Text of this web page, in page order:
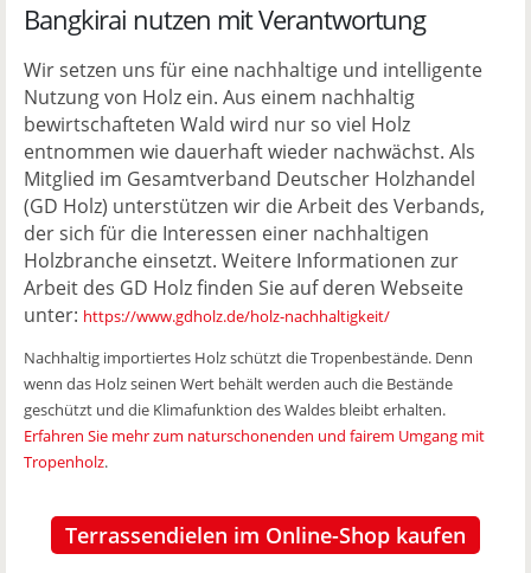
Bangkirai nutzen mit Verantwortung
Wir setzen uns für eine nachhaltige und intelligente
Nutzung von Holz ein. Aus einem nachhaltig
bewirtschafteten Wald wird nur so viel Holz
entnommen wie dauerhaft wieder nachwächst. Als
Mitglied im Gesamtverband Deutscher Holzhandel
(GD Holz) unterstützen wir die Arbeit des Verbands,
der sich für die Interessen einer nachhaltigen
Holzbranche einsetzt. Weitere Informationen zur
Arbeit des GD Holz finden Sie auf deren Webseite
unter: https://www.gdholz.de/holz-nachhaltigkeit/
Nachhaltig importiertes Holz schützt die Tropenbestände. Denn
wenn das Holz seinen Wert behält werden auch die Bestände
geschützt und die Klimafunktion des Waldes bleibt erhalten.
Erfahren Sie mehr zum naturschonenden und fairem Umgang mit
Tropenholz.
Terrassendielen im Online-Shop kaufen